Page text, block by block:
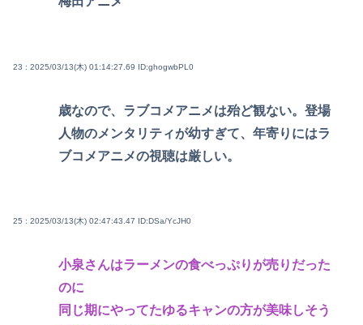
23 : 2025/03/13(木) 01:14:27.69 ID:ghogwbPL0
歳なので、ラブコメアニメは殆ど観ない。登場
人物のメンタリティが幼すぎて、年寄りにはラ
ブコメアニメの視聴は厳しい。
25 : 2025/03/13(木) 02:47:43.47 ID:DSa/YcJH0
小泉さんはラーメンの食べっぷりが売りだった
のに
同じ期にやってたゆるキャンの方が美味しそう